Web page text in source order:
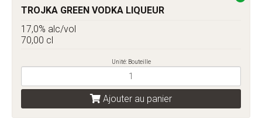
TROJKA GREEN VODKA LIQUEUR
17,0% alc/vol
70,00 cl
Unité: Bouteille
Ajouter au panier